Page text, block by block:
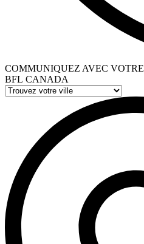
COMMUNIQUEZ AVEC
BFL CANADA